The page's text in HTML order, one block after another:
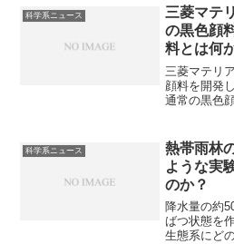
ットが重要
ます。
科学系ニュース
三菱マテ
の黒色顔
料とは何
てるのか？
三菱マテリ
顔料を開発
通常の黒色
ようにUVを
は何かを知
科学系ニュース
熱帯雨林
ような実
のか？
降水量の約
ばつ状態を
生態系にど